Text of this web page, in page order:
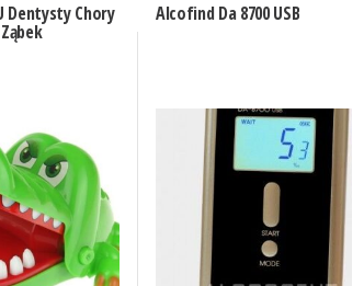
Dentysty Chory
Ząbek
Alcofind Da 8700 USB